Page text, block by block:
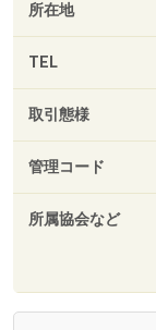
所在地
TEL
取引態様
管理コード
所属協会など